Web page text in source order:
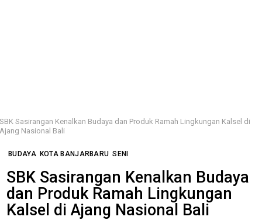
SBK Sasirangan Kenalkan Budaya dan Produk Ramah Lingkungan Kalsel di
Ajang Nasional Bali
BUDAYA KOTA BANJARBARU SENI
SBK Sasirangan Kenalkan Budaya
dan Produk Ramah Lingkungan
Kalsel di Ajang Nasional Bali